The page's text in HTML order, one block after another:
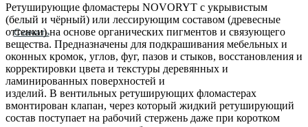
Скачать
Ретуширующие фломастеры NOVORYT с укрывистым
(белый и чёрный) или лессирующим составом (древесные
оттенки) на основе органических пигментов и связующего
вещества. Предназначены для подкрашивания мебельных и
оконных кромок, углов, фуг, пазов и стыков, восстановления и
корректировки цвета и текстуры деревянных и
ламинированных поверхностей и
изделий. В вентильных ретуширующих фломастерах
вмонтирован клапан, через который жидкий ретуширующий
состав поступает на рабочий стержень даже при коротком